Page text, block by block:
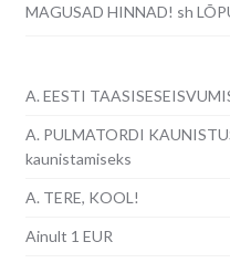
MAGUSAD HINNAD! sh
A. EESTI
A. PULMATORDI
kaunistamiseks
A. TERE, KOOL!
Ainult 1 EUR